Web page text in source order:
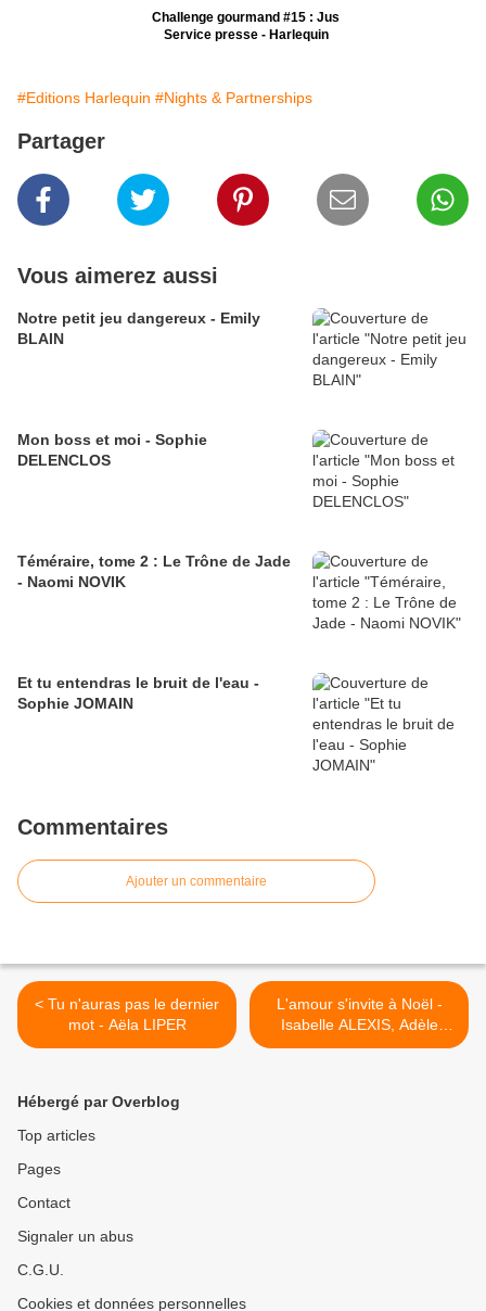
Challenge gourmand #15 : Jus
Service presse - Harlequin
#Editions Harlequin #Nights & Partnerships
Partager
Vous aimerez aussi
Notre petit jeu dangereux - Emily
BLAIN
Mon boss et moi - Sophie
DELENCLOS
Téméraire, tome 2 : Le Trône de Jade
- Naomi NOVIK
Et tu entendras le bruit de l'eau -
Sophie JOMAIN
Commentaires
Ajouter un commentaire
< Tu n'auras pas le dernier
mot - Aëla LIPER
L'amour s'invite à Noël -
Isabelle ALEXIS, Adèle
BREAU, Marie VAREILLE,
Hébergé par Overblog
Top articles
Pages
Contact
Signaler un abus
C.G.U.
Cookies et données personnelles